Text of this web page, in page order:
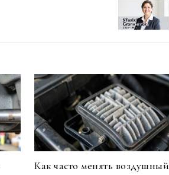
Как часто менять воздушный